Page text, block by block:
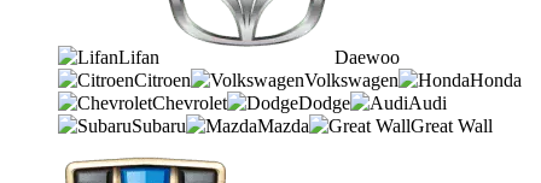
Lifan
Daewoo
Citroen
Volkswagen
Honda
Chevrolet
Dodge
Audi
Subaru
Mazda Great Wall